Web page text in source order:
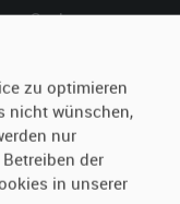
Suche
Fragen (FAQ)
zu optimieren
nicht wünschen,
nur
der
in unserer